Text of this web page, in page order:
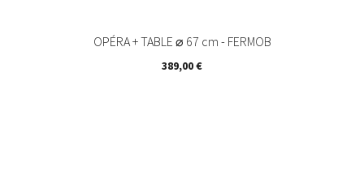
OPÉRA + TABLE ⌀ 67 cm - FERMOB
Prix
389,00 €